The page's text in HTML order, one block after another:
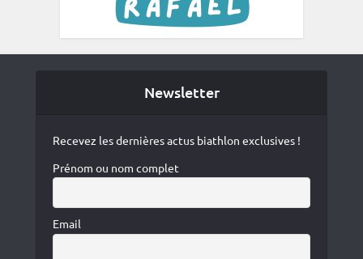
Newsletter
Recevez les dernières actus biathlon exclusives !
Prénom ou nom complet
Email